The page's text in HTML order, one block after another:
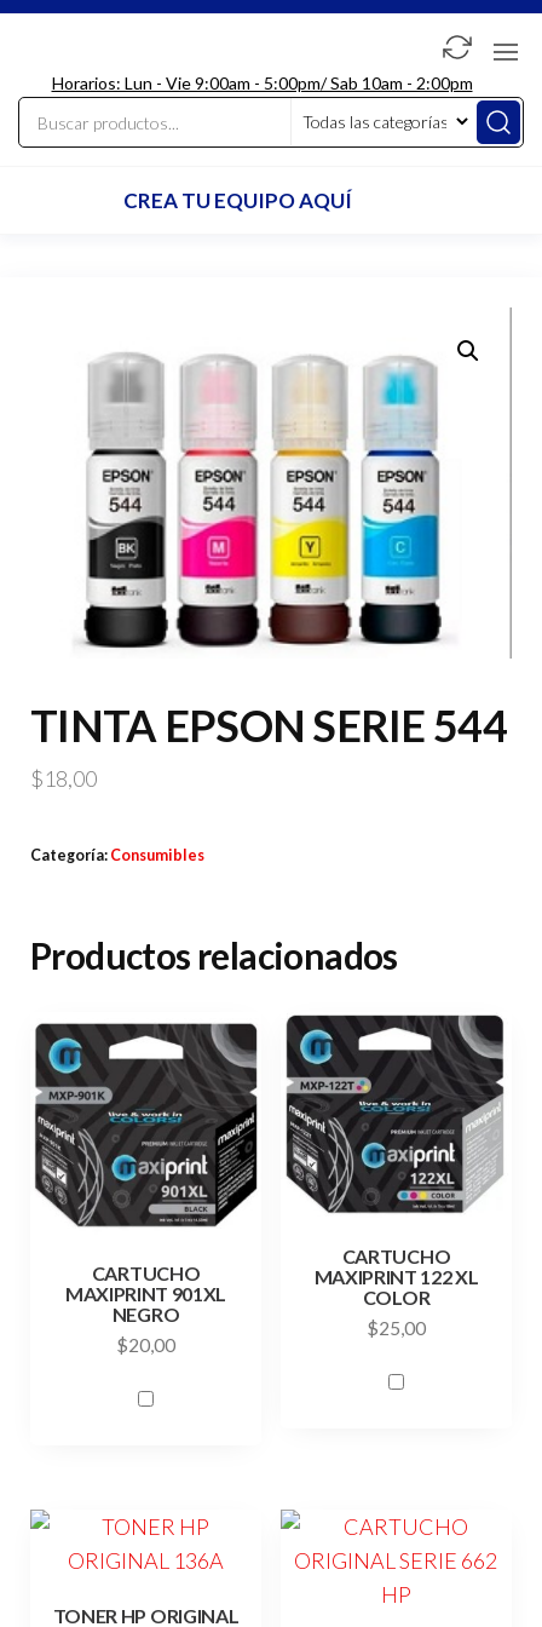
Saltar
contenido
LdcComputer
Horarios: Lun - Vie 9:00am - 5:00pm/ Sab 10am - 2:00pm
CREA TU EQUIPO AQUÍ
TINTA EPSON SERIE 544
$18,00
Categoría: Consumibles
Productos relacionados
CARTUCHO
MAXIPRINT 901XL
NEGRO
$20,00
CARTUCHO
MAXIPRINT 122 XL
COLOR
$25,00
TONER HP ORIGINAL